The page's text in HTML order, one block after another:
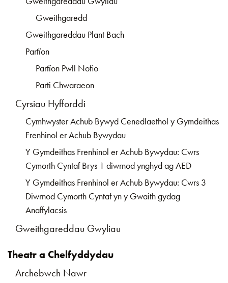
Gweithgaredd
Gweithgareddau Plant Bach
Partïon
Partïon Pwll Nofio
Parti Chwaraeon
Cyrsiau Hyfforddi
Cymhwyster Achub Bywyd Cenedlaethol y Gymdeithas
Frenhinol er Achub Bywydau
Y Gymdeithas Frenhinol er Achub Bywydau: Cwrs
Cymorth Cyntaf Brys 1 diwrnod ynghyd ag AED
Y Gymdeithas Frenhinol er Achub Bywydau: Cwrs 3
Diwrnod Cymorth Cyntaf yn y Gwaith gydag
Anaffylacsis
Gweithgareddau Gwyliau
Theatr a Chelfyddydau
Archebwch Nawr